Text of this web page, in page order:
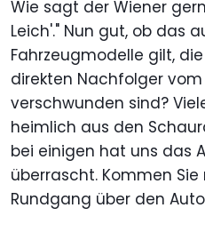
Wie sagt der Wiener
Leich'." Nun gut, ob das
Fahrzeugmodelle gilt,
direkten Nachfolger
verschwunden sind?
heimlich aus den
bei einigen hat uns das
überrascht. Kommen
Rundgang über den